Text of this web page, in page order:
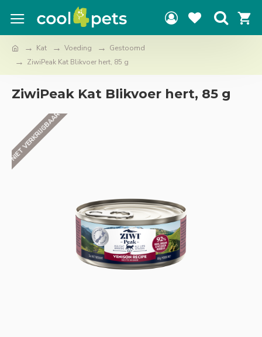
Kat Voeding
Gestoomd
ZiwiPeak Kat Blikvoer hert, 85 g
ZiwiPeak Kat Blikvoer hert, 85 g
NIET VERKRIJGBAAR